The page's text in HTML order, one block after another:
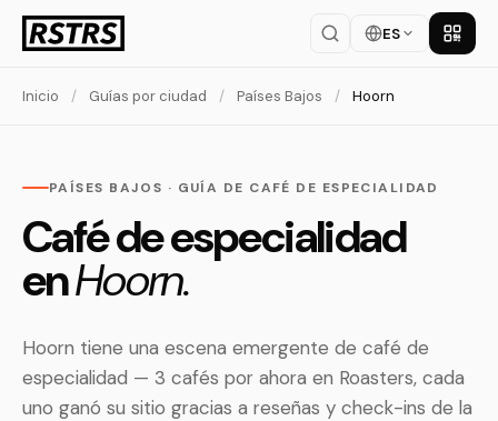
ES
Inicio / Guías por ciudad / Países Bajos / Hoorn
PAÍSES BAJOS · GUÍA DE CAFÉ DE ESPECIALIDAD
Café de especialidad
enHoorn.
Hoorn tiene una escena emergente de café de
especialidad — 3 cafés por ahora en Roasters, cada
uno ganó su sitio gracias a reseñas y check-ins de la